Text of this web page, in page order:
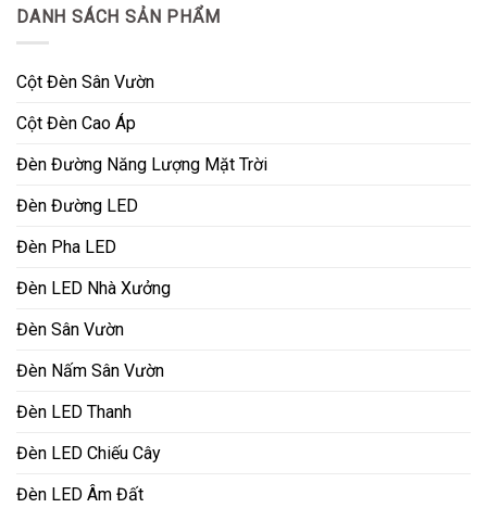
DANH SÁCH SẢN PHẨM
Cột Đèn Sân Vườn
Cột Đèn Cao Áp
Đèn Đường Năng Lượng Mặt Trời
Đèn Đường LED
Đèn Pha LED
Đèn LED Nhà Xưởng
Đèn Sân Vườn
Đèn Nấm Sân Vườn
Đèn LED Thanh
Đèn LED Chiếu Cây
Đèn LED Âm Đất